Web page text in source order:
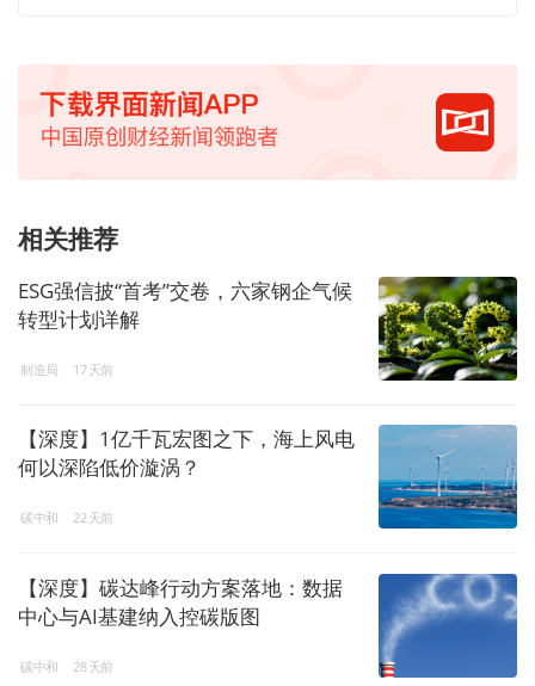
相关推荐
ESG强信披“首考”交卷，六家钢企气候
转型计划详解
制造局 17天前
【深度】1亿千瓦宏图之下，海上风电
何以深陷低价漩涡？
碳中和 22天前
【深度】碳达峰行动方案落地：数据
中心与AI基建纳入控碳版图
碳中和 28天前